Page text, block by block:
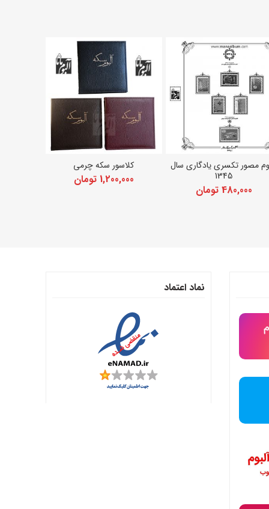
افزودن به سبد خرید
مصور تکسری یادگاری سال
1345
480,000 تومان
انتخاب گزینه ها
کلاسور سکه چرمی
1,200,000 تومان
نماد اعتماد